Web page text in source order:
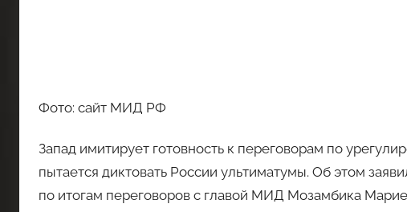
Фото: сайт МИД РФ
Запад имитирует готовность к переговорам по
пытается диктовать России ультиматумы. Об этом
по итогам переговоров с главой МИД Мозамбика